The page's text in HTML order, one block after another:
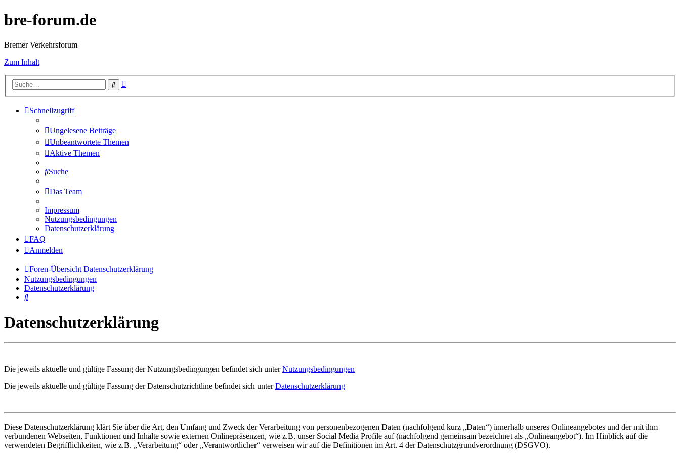
bre-forum.de
Bremer Verkehrsforum
Zum Inhalt
Suche
Schnellzugriff
Ungelesene Beiträge
Unbeantwortete Themen
Aktive Themen
Suche
Das Team
Impressum
Nutzungsbedingungen
Datenschutzerklärung
FAQ
Anmelden
Foren-Übersicht Datenschutzerklärung
Nutzungsbedingungen
Datenschutzerklärung
Suche
Datenschutzerklärung
Die jeweils aktuelle und gültige Fassung der Nutzungsbedingungen befindet sich unterNutzungsbedingungen
Die jeweils aktuelle und gültige Fassung der Datenschutzrichtline befindet sich unterDatenschutzerklärung
Diese Datenschutzerklärung klärt Sie über die Art, den Umfang und Zweck der Verarbeitung von personenbezogenen Daten (nachfolgend kurz „Daten“) innerhalb unseres Onlineangebotes und der mit ihm
verbundenen Webseiten, Funktionen und Inhalte sowie externen Onlinepräsenzen, wie z.B. unser Social Media Profile auf (nachfolgend gemeinsam bezeichnet als „Onlineangebot“). Im Hinblick auf die
verwendeten Begrifflichkeiten, wie z.B. „Verarbeitung“ oder „Verantwortlicher“ verweisen wir auf die Definitionen im Art. 4 der Datenschutzgrundverordnung (DSGVO).